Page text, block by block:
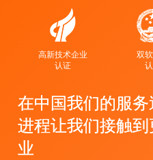
高新技术企业
认证
双
在中国我们的服
进程让我们接触
业